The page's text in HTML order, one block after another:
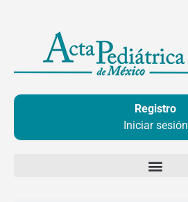
contenido
Registro
Iniciar sesión